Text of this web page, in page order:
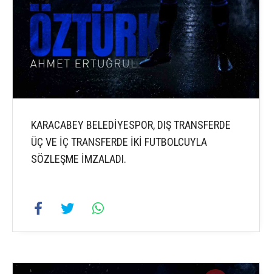
KARACABEY BELEDİYESPOR, DIŞ TRANSFERDE
ÜÇ VE İÇ TRANSFERDE İKİ FUTBOLCUYLA
SÖZLEŞME İMZALADI.